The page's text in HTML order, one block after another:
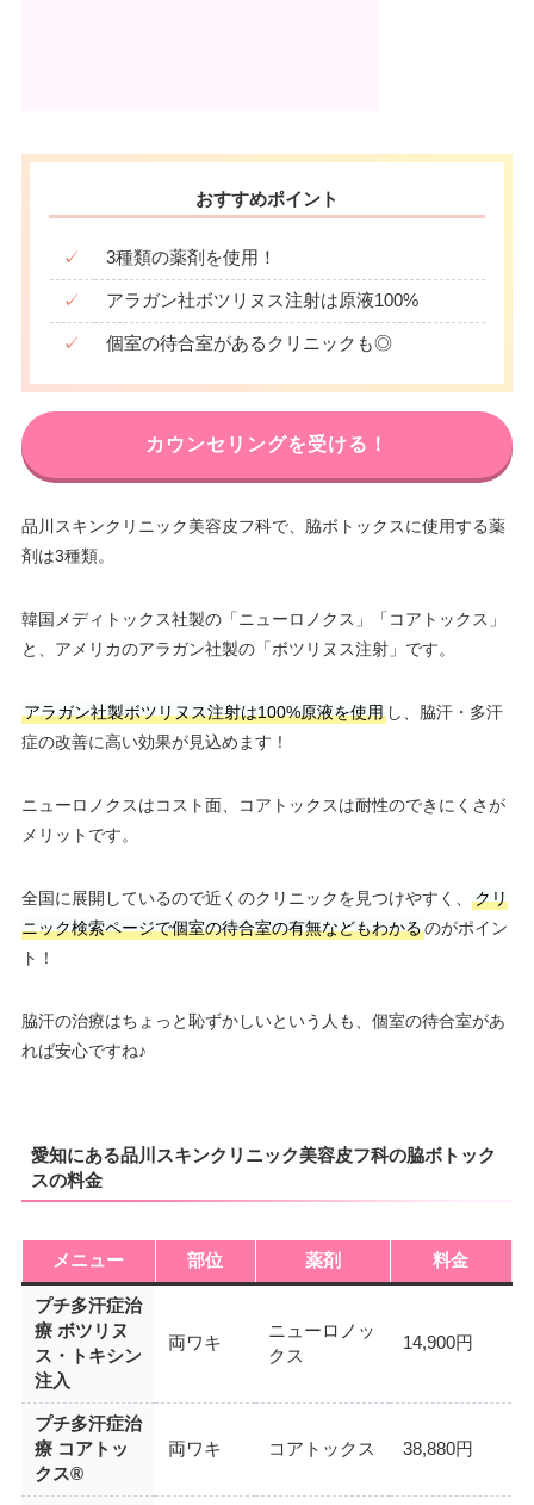
おすすめポイント
✓ 3種類の薬剤を使用！
✓ アラガン社ボツリヌス注射は原液100%
✓ 個室の待合室があるクリニックも◎
カウンセリングを受ける！
品川スキンクリニック美容皮フ科で、脇ボトックスに使用する薬
剤は3種類。
韓国メディトックス社製の「ニューロノクス」「コアトックス」
と、アメリカのアラガン社製の「ボツリヌス注射」です。
アラガン社製ボツリヌス注射は100%原液を使用し、脇汗・多汗
症の改善に高い効果が見込めます！
ニューロノクスはコスト面、コアトックスは耐性のできにくさが
メリットです。
全国に展開しているので近くのクリニックを見つけやすく、
クリ
ニック検索ページで個室の待合室の有無などもわかるのがポイン
ト！
脇汗の治療はちょっと恥ずかしいという人も、個室の待合室があ
れば安心ですね♪
愛知にある品川スキンクリニック美容皮フ科の脇ボトック
スの料金
メニュー 部位 薬剤 料金
プチ多汗症治
療 ボツリヌ
ス・トキシン
注入
両ワキ
ニューロノッ
クス
14,900円
プチ多汗症治
療 コアトッ
クス®
両ワキ コアトックス 38,880円